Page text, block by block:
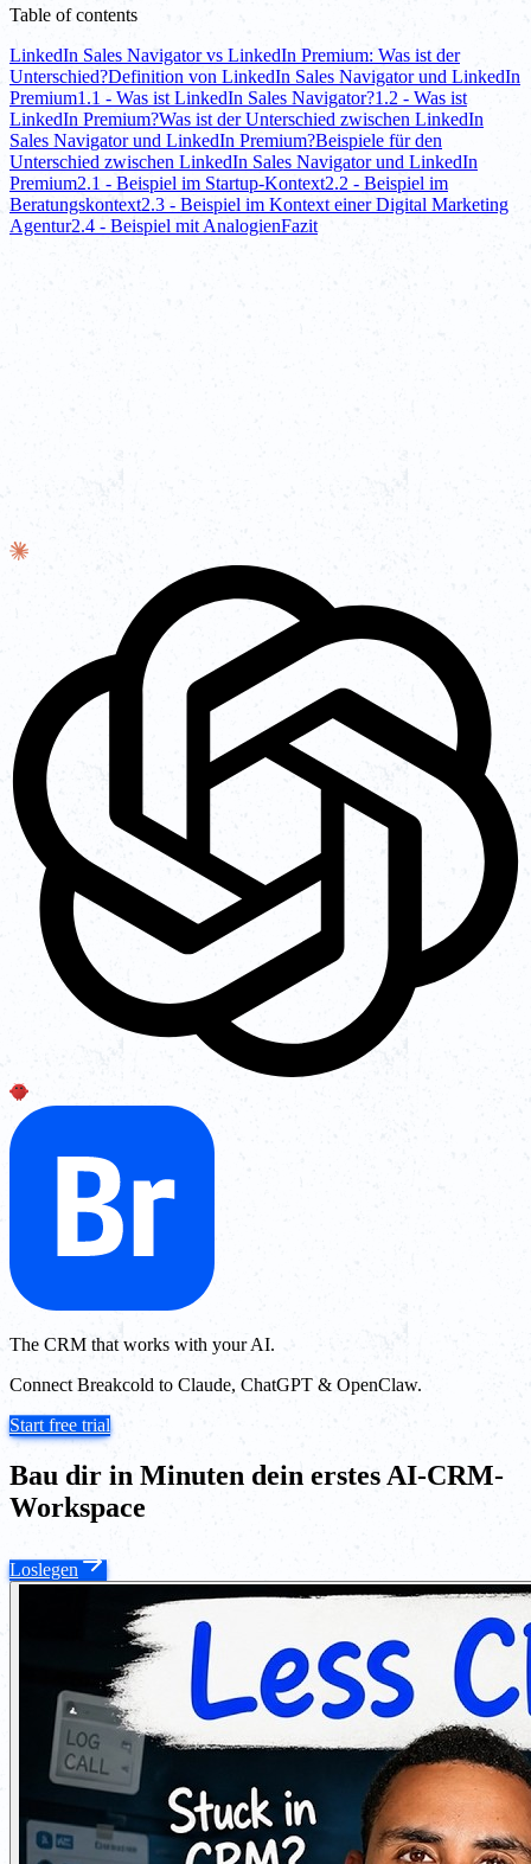
Table of contents
LinkedIn Sales Navigator vs LinkedIn Premium: Was ist der
Unterschied?Definition von LinkedIn Sales Navigator und LinkedIn
Premium1.1 - Was ist LinkedIn Sales Navigator?1.2 - Was ist
LinkedIn Premium?Was ist der Unterschied zwischen LinkedIn
Sales Navigator und LinkedIn Premium?Beispiele für den
Unterschied zwischen LinkedIn Sales Navigator und LinkedIn
Premium2.1 - Beispiel im Startup-Kontext2.2 - Beispiel im
Beratungskontext2.3 - Beispiel im Kontext einer Digital Marketing
Agentur2.4 - Beispiel mit AnalogienFazit
The CRM that works with your AI.
Connect Breakcold to Claude, ChatGPT & OpenClaw.
Start free trial
Bau dir in Minuten dein erstes AI-CRM-
Workspace
Loslegen